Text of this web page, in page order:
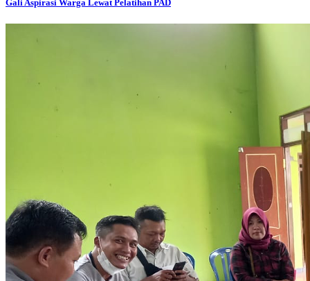
Gali Aspirasi Warga Lewat Pelatihan PAD